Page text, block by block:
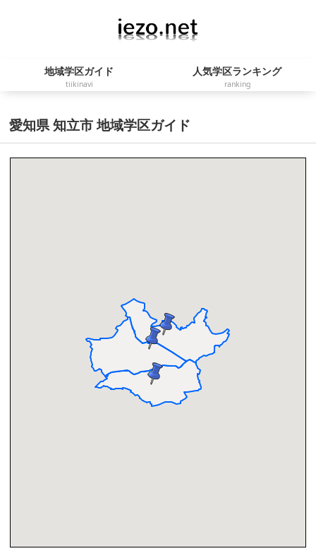
地域学区ガイド
tiikinavi
人気学区ランキング
ranking
愛知県 知立市 地域学区ガイド